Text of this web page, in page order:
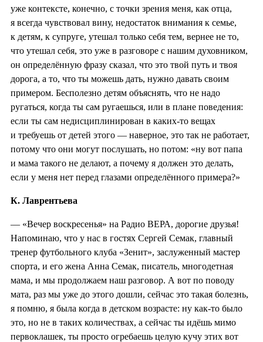
уже контексте, конечно, с точки зрения меня, как отца,
я всегда чувствовал вину, недостаток внимания к семье,
к детям, к супруге, утешал только себя тем, вернее не то,
что утешал себя, это уже в разговоре с нашим духовником,
он определённую фразу сказал, что это твой путь и твоя
дорога, а то, что ты можешь дать, нужно давать своим
примером. Бесполезно детям объяснять, что не надо
ругаться, когда ты сам ругаешься, или в плане поведения:
если ты сам недисциплинирован в каких-то вещах
и требуешь от детей этого — наверное, это так не работает,
потому что они могут послушать, но потом: «ну вот папа
и мама такого не делают, а почему я должен это делать,
если у меня нет перед глазами определённого примера?»
К. Лаврентьева
— «Вечер воскресенья» на Радио ВЕРА, дорогие друзья!
Напоминаю, что у нас в гостях Сергей Семак, главный
тренер футбольного клуба «Зенит», заслуженный мастер
спорта, и его жена Анна Семак, писатель, многодетная
мама, и мы продолжаем наш разговор. А вот по поводу
мата, раз мы уже до этого дошли, сейчас это такая болезнь,
я помню, я была когда в детском возрасте: ну как-то было
это, но не в таких количествах, а сейчас ты идёшь мимо
первоклашек, ты просто огребаешь целую кучу этих вот